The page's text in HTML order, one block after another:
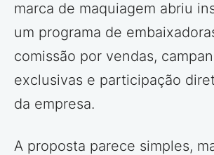
marca de maquiagem abriu
um programa de
comissão por vendas,
exclusivas e participação
da empresa.
A proposta parece simples,